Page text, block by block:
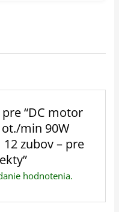
“DC motor
ot./min 90W
zubov – pre
hodnotenia.